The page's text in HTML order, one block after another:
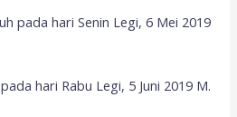
pada hari Senin Legi, 6 Mei 2019
hari Rabu Legi, 5 Juni 2019 M.